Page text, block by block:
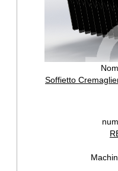
Soffietto